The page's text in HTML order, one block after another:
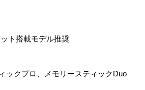
ト搭載モデル推奨
ックプロ、メモリースティックDuo